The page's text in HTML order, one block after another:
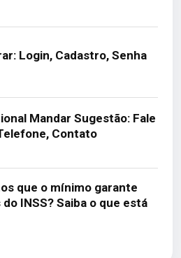
Login, Cadastro, Senha
Mandar Sugestão: Fale
Contato
que o mínimo garante
INSS? Saiba o que está